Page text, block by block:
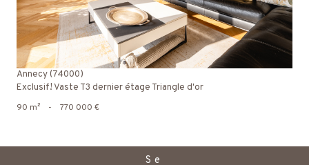
Annecy (74000)
Exclusif! Vaste T3 dernier étage Triangle d'or
90 m² - 770 000 €
Se